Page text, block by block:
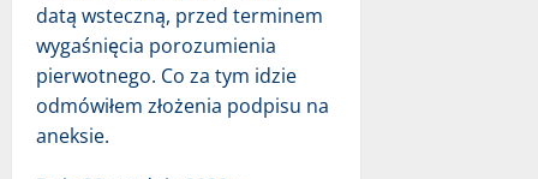
datą wsteczną, przed terminem
wygaśnięcia porozumienia
pierwotnego. Co za tym idzie
odmówiłem złożenia podpisu na
aneksie.